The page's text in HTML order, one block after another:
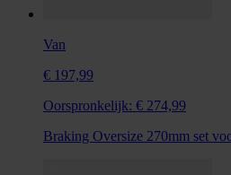
Van
€ 197,99
Oorspronkelijk: € 274,99
Braking Oversize 270mm set